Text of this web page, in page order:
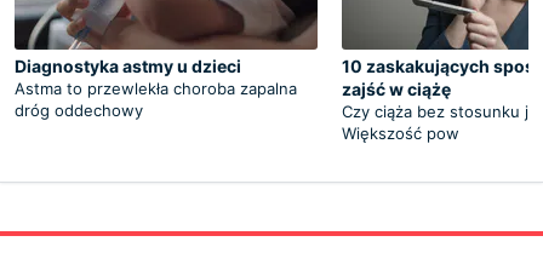
Diagnostyka astmy u dzieci
Astma to przewlekła choroba zapalna
dróg oddechowy
10 zaskakujących
zajść w ciążę
Czy ciąża bez stosunku
Większość pow